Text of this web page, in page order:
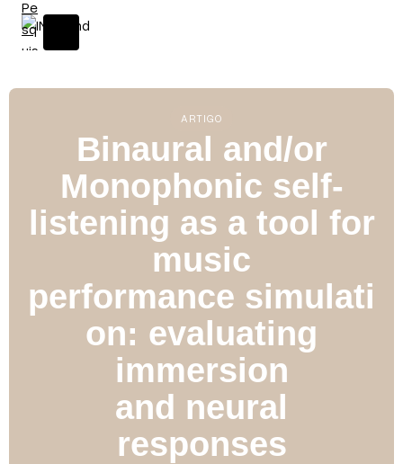
ARTIGO
Binaural and/or
Monophonic self-
listening as a tool for
music
performance simulati
on: evaluating
immersion
and neural
responses